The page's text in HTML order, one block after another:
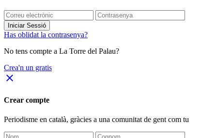
Iniciar Sessió
Has oblidat la contrasenya?
No tens compte a La Torre del Palau?
Crea'n un gratis
close
Crear compte
Periodisme en català, gràcies a una comunitat de gent com tu